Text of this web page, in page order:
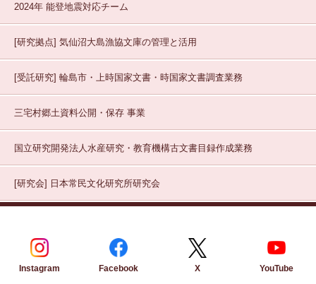
2024年 能登地震対応チーム
[研究拠点] 気仙沼大島漁協文庫の管理と活用
[受託研究] 輪島市・上時国家文書・時国家文書調査業務
三宅村郷土資料公開・保存 事業
国立研究開発法人水産研究・教育機構古文書目録作成業務
[研究会] 日本常民文化研究所研究会
Instagram Facebook X YouTube